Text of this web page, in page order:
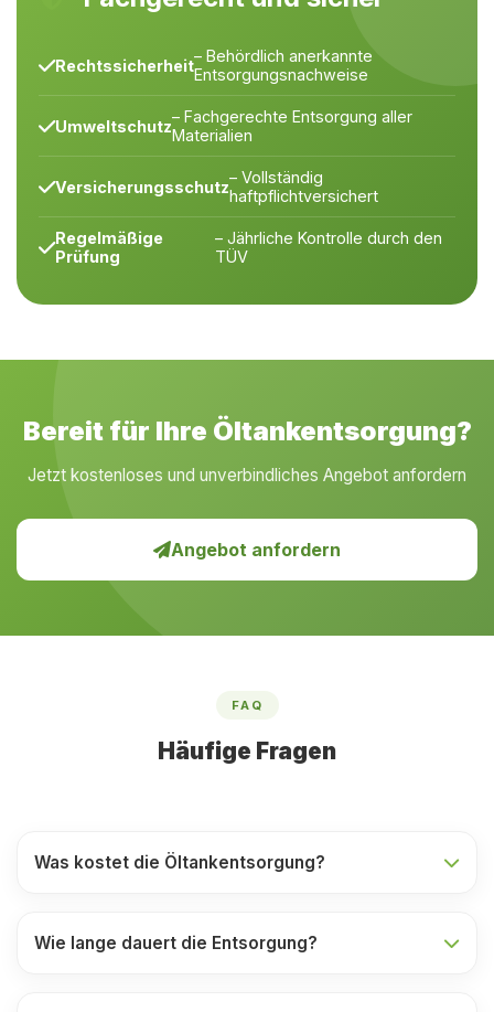
Rechtssicherheit– Behördlich anerkannte
Entsorgungsnachweise
Umweltschutz– Fachgerechte Entsorgung aller
Materialien
Versicherungsschutz– Vollständig
haftpflichtversichert
Regelmäßige
Prüfung
– Jährliche Kontrolle durch den
TÜV
Bereit für Ihre Öltankentsorgung?
Jetzt kostenloses und unverbindliches Angebot anfordern
Angebot anfordern
FAQ
Häufige Fragen
Was kostet die Öltankentsorgung?
Wie lange dauert die Entsorgung?